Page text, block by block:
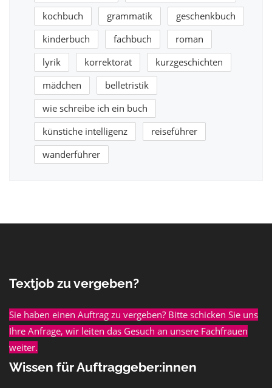
kochbuch
grammatik
geschenkbuch
kinderbuch
fachbuch
roman
lyrik
korrektorat
kurzgeschichten
mädchen
belletristik
wie schreibe ich ein buch
künstiche intelligenz
reiseführer
wanderführer
Textjob zu vergeben?
Sie haben einen Auftrag zu vergeben? Bitte schicken Sie uns
Ihre Anfrage, wir leiten das Gesuch an unsere Fachfrauen
weiter.
Wissen für Auftraggeber:innen